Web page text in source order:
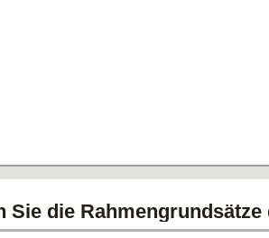
Sie die Rahmengrundsätze